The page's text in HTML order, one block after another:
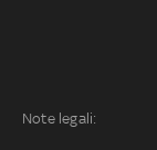
Note legali: